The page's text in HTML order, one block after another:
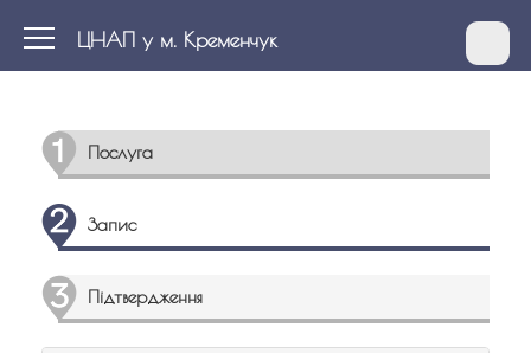
ЦНАП у м. Кременчук
Послуга
Запис
Підтвердження